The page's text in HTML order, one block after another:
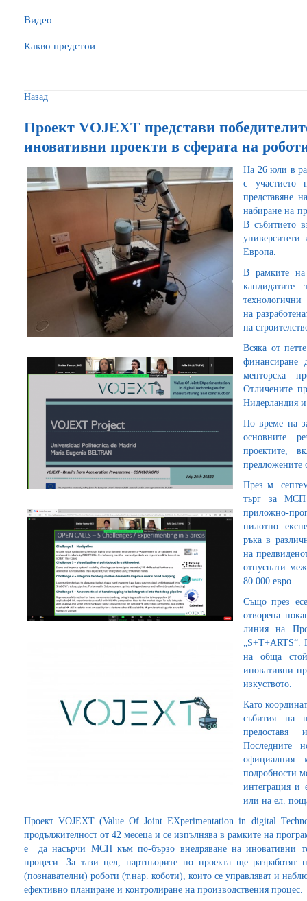
Видео
Какво предстои
Назад
Проект VOJEXT представи
иновативни проекти в сферата на
На 26 юли в
с участието
представяне
набиране на
В събитието
университети
Европа.
В рамките на
технологични
на
на
Всяка от
финансиране
менторска
Отличените
Нидерландия
По време на
основните
проектите,
предложените
През м.
търг за МСП
приложно-
пилотно
ръка в
на
отпуснати
80 000 евро.
Също през
отворена
линия на
„S+T+ARTS“.
на обща
иновативни
изкуството.
Като
събития на
предоставя
Последните
подробности
интеграция и
или на ел.
Проект VOJEXT (Value Of Joint EXperimentation in digital
продължителност от 42 месеца и се изпълнява в рамките на
е да насърчи МСП към по-бързо внедряване на иновативни
процеси. За тази цел, партньорите по проекта ще
(познавателни) роботи (т.нар. коботи), които се управляват и
ефективно планиране и контролиране на производствения процес.